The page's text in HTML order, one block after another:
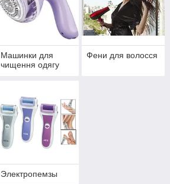
Машинки для
чищення одягу
Фени для волосся
Электропемзы